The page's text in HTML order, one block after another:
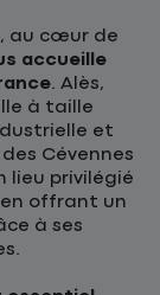
au cœur de
accueille
. Alès,
à taille
et
Cévennes
lieu privilégié
offrant un
à ses